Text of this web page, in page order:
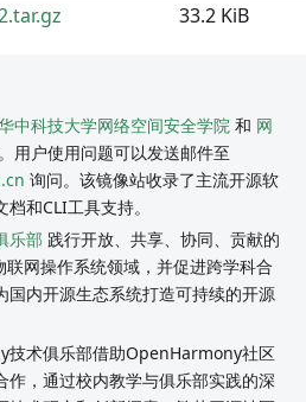
33.2 KiB
中科技大学网络空间安全学院 和 网
用户使用问题可以发送邮件至
询问。该镜像站收录了主流开源软
和CLI工具支持。
乐部 践行开放、共享、协同、贡献的
网操作系统领域，并促进跨学科合
国内开源生态系统打造可持续的开源
术俱乐部借助OpenHarmony社区
作，通过校内教学与俱乐部实践的深